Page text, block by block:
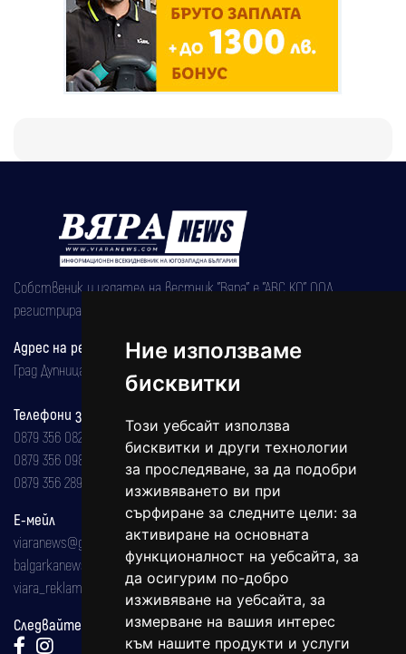
Ние използваме
бисквитки
Този уебсайт използва
бисквитки и други технологии
за проследяване, за да подобри
изживяването ви при
сърфиране за следните цели: за
активиране на основната
функционалност на уебсайта, за
да осигурим по-добро
изживяване на уебсайта, за
измерване на вашия интерес
към нашите продукти и услуги
Собственик и издател на вестник "Вяра" е "АВС КО" ООД,
регистрирана на 08.05.2002 година.
Адрес на редакцията
Град Дупница, ул.''Христо Ботев" 43
Телефони за реклама и абонаменти
0879 356 082
0879 356 098
0879 356 289
Е-мейл
viaranews@gmail.com
balgarkanews@gmail.com
viara_reklama@mail.bg
Следвайте ни: